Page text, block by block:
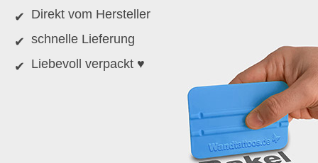
Direkt vom Hersteller
schnelle Lieferung
Liebevoll verpackt ♥